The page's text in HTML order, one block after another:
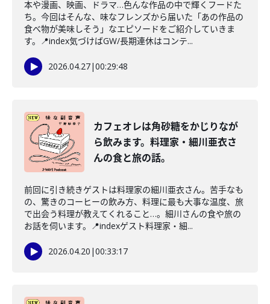
本や漫画、映画、ドラマ…色んな作品の中で輝くフードた
ち。今回はそんな、味なフレンズから届いた「あの作品の
食べ物が美味しそう」なエピソードをご紹介していきま
す。📍index気づけばGW/長期連休はコンテ...
2026.04.27|00:29:48
カフェオレは角砂糖をかじりなが
ら飲みます。料理家・細川亜衣さ
んの食と旅の話。
前回に引き続きゲストは料理家の細川亜衣さん。苦手なも
の、驚きのコーヒーの飲み方、料理に最も大事な温度、旅
で出会う料理が教えてくれること…。細川さんの食や旅の
お話を伺います。📍indexゲスト料理家・細...
2026.04.20 |00:33:17